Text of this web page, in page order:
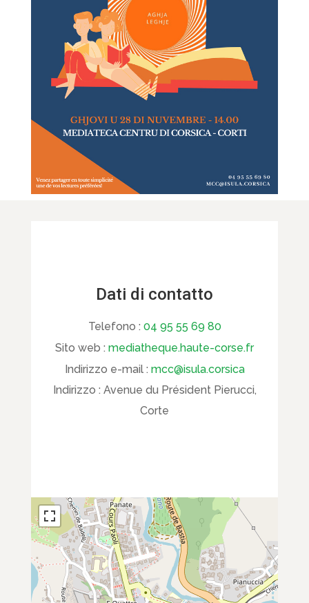
Dati di contatto
Telefono : 04 95 55 69 80
Sito web : mediatheque.haute-corse.fr
Indirizzo e-mail : mcc@isula.corsica
Indirizzo : Avenue du Président Pierucci,
Corte